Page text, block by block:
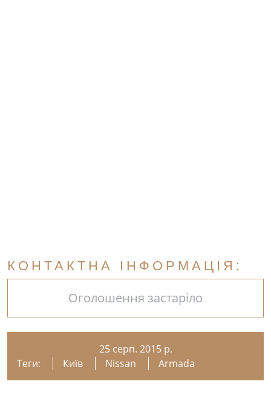
КОНТАКТНА ІНФОРМАЦІЯ:
Оголошення застаріло
25 серп. 2015 р.
Теги:
Київ Nissan Armada